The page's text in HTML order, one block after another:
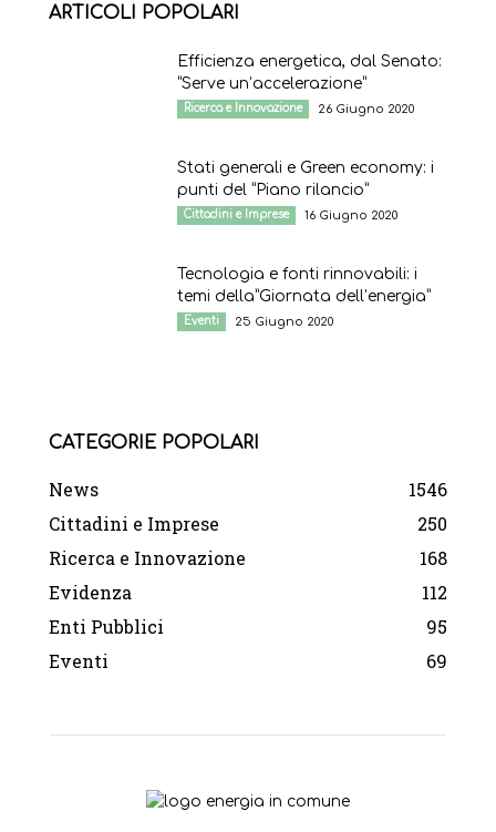
ARTICOLI POPOLARI
Efficienza energetica, dal Senato:
“Serve un’accelerazione”
Ricerca e Innovazione 26 Giugno 2020
Stati generali e Green economy: i
punti del “Piano rilancio”
Cittadini e Imprese 16 Giugno 2020
Tecnologia e fonti rinnovabili: i
temi della”Giornata dell’energia”
Eventi 25 Giugno 2020
CATEGORIE POPOLARI
News
1546
Cittadini e Imprese
250
Ricerca e Innovazione
168
Evidenza
112
Enti Pubblici
95
Eventi
69